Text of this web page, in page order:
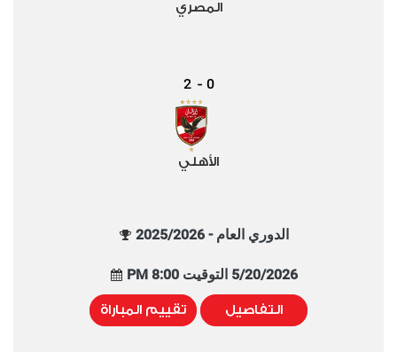
المصري
0
-
2
الأهلي
الدوري العام - 2025/2026
5/20/2026 التوقيت 8:00 PM
التفاصيل تقييم المباراة